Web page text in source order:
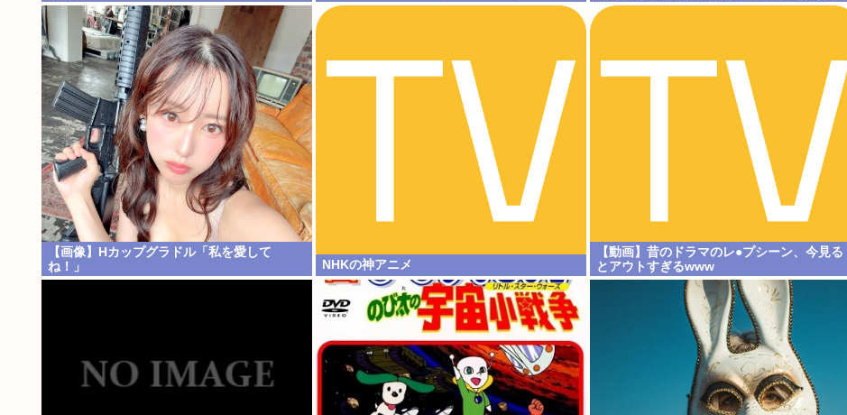
【画像】Hカップグラドル「私を愛して
ね！」
NHKの神アニメ
【動画】昔のドラマのレ●プシーン、今見る
とアウトすぎるwww